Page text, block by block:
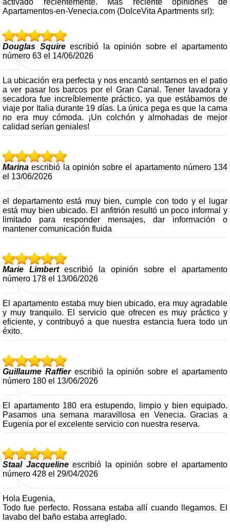
activado recientemente. Más reciente opiniones de
Apartamentos-en-Venecia.com (DolceVita Apartments srl):
Douglas Squireescribió la opinión sobre el apartamento
número 63 el 14/06/2026
La ubicación era perfecta y nos encantó sentarnos en el patio
a ver pasar los barcos por el Gran Canal. Tener lavadora y
secadora fue increíblemente práctico, ya que estábamos de
viaje por Italia durante 19 días. La única pega es que la cama
no era muy cómoda. ¡Un colchón y almohadas de mejor
calidad serían geniales!
Marina escribió la opinión sobre el apartamento número 134
el 13/06/2026
el departamento está muy bien, cumple con todo y el lugar
está muy bien ubicado. El anfitrión resultó un poco informal y
limitado para responder mensajes, dar información o
mantener comunicación fluida
Marie Limbertescribió la opinión sobre el apartamento
número 178 el 13/06/2026
El apartamento estaba muy bien ubicado, era muy agradable
y muy tranquilo. El servicio que ofrecen es muy práctico y
eficiente, y contribuyó a que nuestra estancia fuera todo un
éxito.
Guillaume Raffier escribió la opinión sobre el apartamento
número 180 el 13/06/2026
El apartamento 180 era estupendo, limpio y bien equipado.
Pasamos una semana maravillosa en Venecia. Gracias a
Eugenia por el excelente servicio con nuestra reserva.
Staal Jacquelineescribió la opinión sobre el apartamento
número 428 el 29/04/2026
Hola Eugenia,
Todo fue perfecto. Rossana estaba allí cuando llegamos. El
lavabo del baño estaba arreglado.